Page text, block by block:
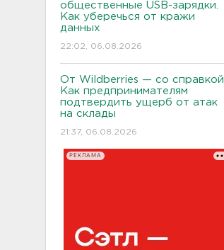
общественные USB-зарядки.
Как уберечься от кражи
данных
22:02, 06.08.2026
От Wildberries — со справкой.
Как предпринимателям
подтвердить ущерб от атак
на склады
21:37, 06.08.2026
РЕКЛАМА